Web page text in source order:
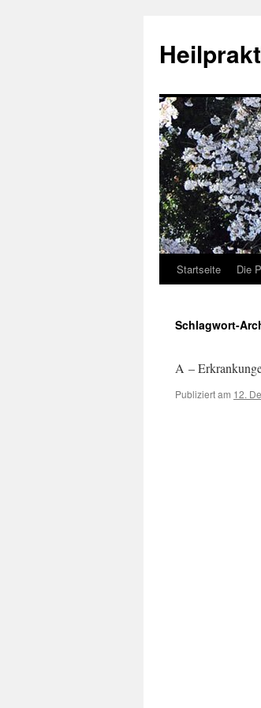
Zum
springen
Startseite Die
Schlagwort-
A –
Publiziert am 12.